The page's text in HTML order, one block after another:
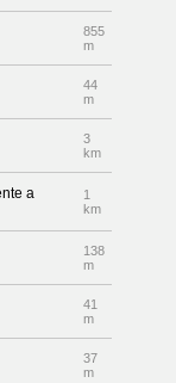
855
m
44
m
3
km
a
1
km
138
m
41
m
37
m